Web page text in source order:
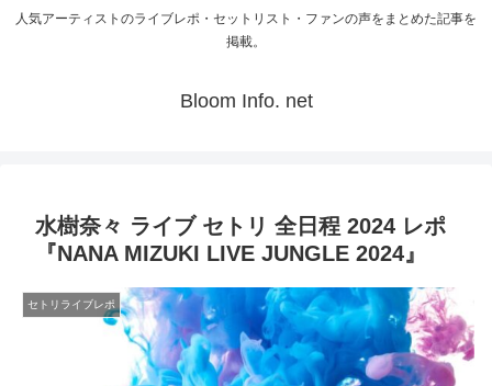
人気アーティストのライブレポ・セットリスト・ファンの声をまとめた記事を
掲載。
Bloom Info. net
水樹奈々 ライブ セトリ 全日程 2024 レポ
『NANA MIZUKI LIVE JUNGLE 2024』
セトリライブレポ